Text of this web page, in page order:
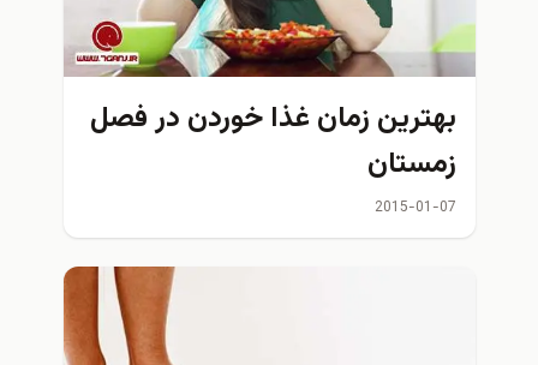
بهترین زمان غذا خوردن در فصل
زمستان
2015-01-07